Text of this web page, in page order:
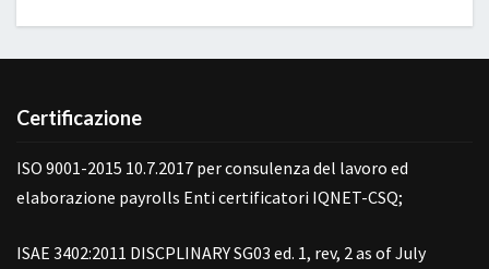
Certificazione
ISO 9001-2015 10.7.2017 per consulenza del lavoro ed
elaborazione payrolls Enti certificatori IQNET-CSQ;
ISAE 3402:2011 DISCPLINARY SG03 ed. 1, rev, 2 as of July